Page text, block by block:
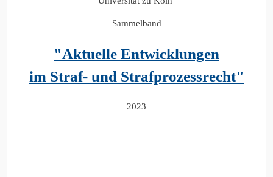
Sammelband
"Aktuelle Entwicklungen
im Straf- und Strafprozessrecht"
2023